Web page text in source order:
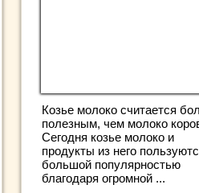
Козье молоко считается
полезным, чем молоко
Сегодня козье молоко и
продукты из него
большой популярностью
благодаря огромной ...